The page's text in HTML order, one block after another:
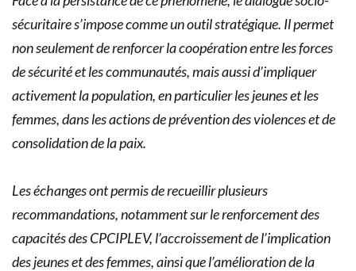
sécuritaire s’impose comme un outil stratégique. Il permet
non seulement de renforcer la coopération entre les forces
de sécurité et les communautés, mais aussi d’impliquer
activement la population, en particulier les jeunes et les
femmes, dans les actions de prévention des violences et de
consolidation de la paix.
Les échanges ont permis de recueillir plusieurs
recommandations, notamment sur le renforcement des
capacités des CPCIPLEV, l’accroissement de l’implication
des jeunes et des femmes, ainsi que l’amélioration de la